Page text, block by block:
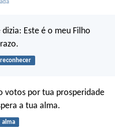
Este é o meu Filho
reconhecer
votos por tua prosperidade
a tua alma.
alma